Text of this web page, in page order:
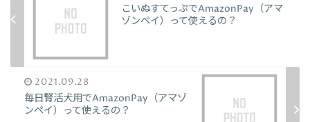
こいぬすてっぷでAmazonPay（アマ
ゾンペイ）って使えるの？
2021.09.28
毎日腎活犬用でAmazonPay（アマゾ
ンペイ）って使えるの？